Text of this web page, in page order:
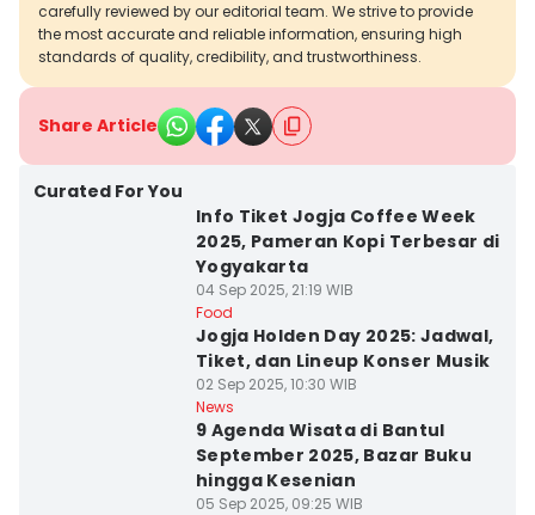
carefully reviewed by our editorial team. We strive to provide
the most accurate and reliable information, ensuring high
standards of quality, credibility, and trustworthiness.
Share Article
Curated For You
Info Tiket Jogja Coffee Week
2025, Pameran Kopi Terbesar di
Yogyakarta
04 Sep 2025, 21:19 WIB
Food
Jogja Holden Day 2025: Jadwal,
Tiket, dan Lineup Konser Musik
02 Sep 2025, 10:30 WIB
News
9 Agenda Wisata di Bantul
September 2025, Bazar Buku
hingga Kesenian
05 Sep 2025, 09:25 WIB